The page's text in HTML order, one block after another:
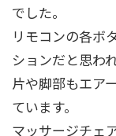
でした。
リモコンの各ボ
ションだと思われ
片や脚部もエア
ています。
マッサージチェ